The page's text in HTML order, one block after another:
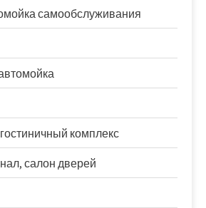
самообслуживания
комплекс
салон дверей